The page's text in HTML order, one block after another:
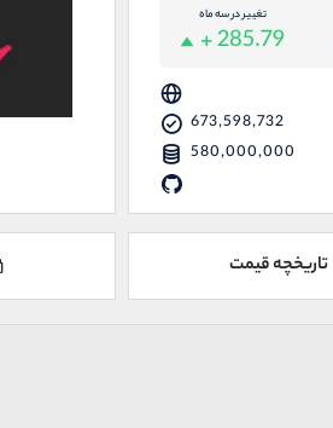
تغییر در سه ماه
+ 285.79
673,598,732
580,000,000
تاریخچه قیمت